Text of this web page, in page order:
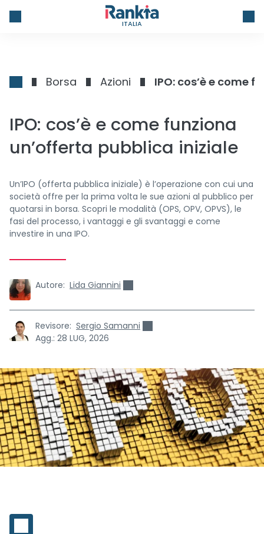
ITALIA
Borsa Azioni IPO: cos’è e come
IPO: cos’è e come funziona
un’offerta pubblica iniziale
Un’IPO (offerta pubblica iniziale) è l’operazione con cui una
società offre per la prima volta le sue azioni al pubblico per
quotarsi in borsa. Scopri le modalità (OPS, OPV, OPVS), le
fasi del processo, i vantaggi e gli svantaggi e come
investire in una IPO.
Autore: Lida Giannini
Revisore: Sergio Samanni
Agg.: 28 LUG, 2026